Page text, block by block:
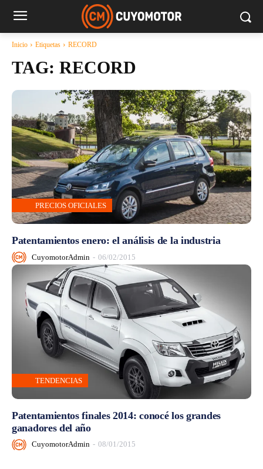
Inicio Etiquetas RECORD
TAG: RECORD
PRECIOS OFICIALES
Patentamientos enero: el análisis de la industria
CuyomotorAdmin - 06/02/2015
TENDENCIAS
Patentamientos finales 2014: conocé los grandes
ganadores del año
CuyomotorAdmin - 08/01/2015